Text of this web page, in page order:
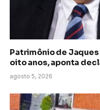
Patrimônio de
oito anos, aponta
agosto 5, 2026